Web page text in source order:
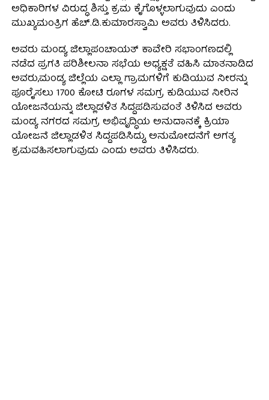
ಅಧಿಕಾರಿಗಳ ವಿರುದ್ಧ ಶಿಸ್ತು ಕ್ರಮ ಕೈಗೊಳ್ಳಲಾಗುವುದು ಎಂದು
ಮುಖ್ಯಮಂತ್ರಿಗ ಹೆಚ್.ಡಿ.ಕುಮಾರಸ್ವಾಮಿ ಅವರು ತಿಳಿಸಿದರು.
ಅವರು ಮಂಡ್ಯ ಜಿಲ್ಲಾಪಂಚಾಯತ್ ಕಾವೇರಿ ಸಭಾಂಗಣದಲ್ಲಿ
ನಡೆದ ಪ್ರಗತಿ ಪರಿಶೀಲನಾ ಸಭೆಯ ಅಧ್ಯಕ್ಷತೆ ವಹಿಸಿ ಮಾತನಾಡಿದ
ಅವರು,ಮಂಡ್ಯ ಜಿಲ್ಲೆಯ ಎಲ್ಲಾ ಗ್ರಾಮಗಳಿಗೆ ಕುಡಿಯುವ ನೀರನ್ನು
ಪೂರೈಸಲು 1700 ಕೋಟಿ ರೂಗಳ ಸಮಗ್ರ ಕುಡಿಯುವ ನೀರಿನ
ಯೋಜನೆಯನ್ನು ಜಿಲ್ಲಾಡಳಿತ ಸಿದ್ದಪಡಿಸುವಂತೆ ತಿಳಿಸಿದ ಅವರು
ಮಂಡ್ಯ ನಗರದ ಸಮಗ್ರ ಅಭಿವೃದ್ಧಿಯ ಅನುದಾನಕ್ಕೆ ಕ್ರಿಯಾ
ಯೋಜನೆ ಜಿಲ್ಲಾಡಳಿತ ಸಿದ್ದಪಡಿಸಿದ್ದು, ಅನುಮೋದನೆಗೆ ಅಗತ್ಯ
ಕ್ರಮವಹಿಸಲಾಗುವುದು ಎಂದು ಅವರು ತಿಳಿಸಿದರು.